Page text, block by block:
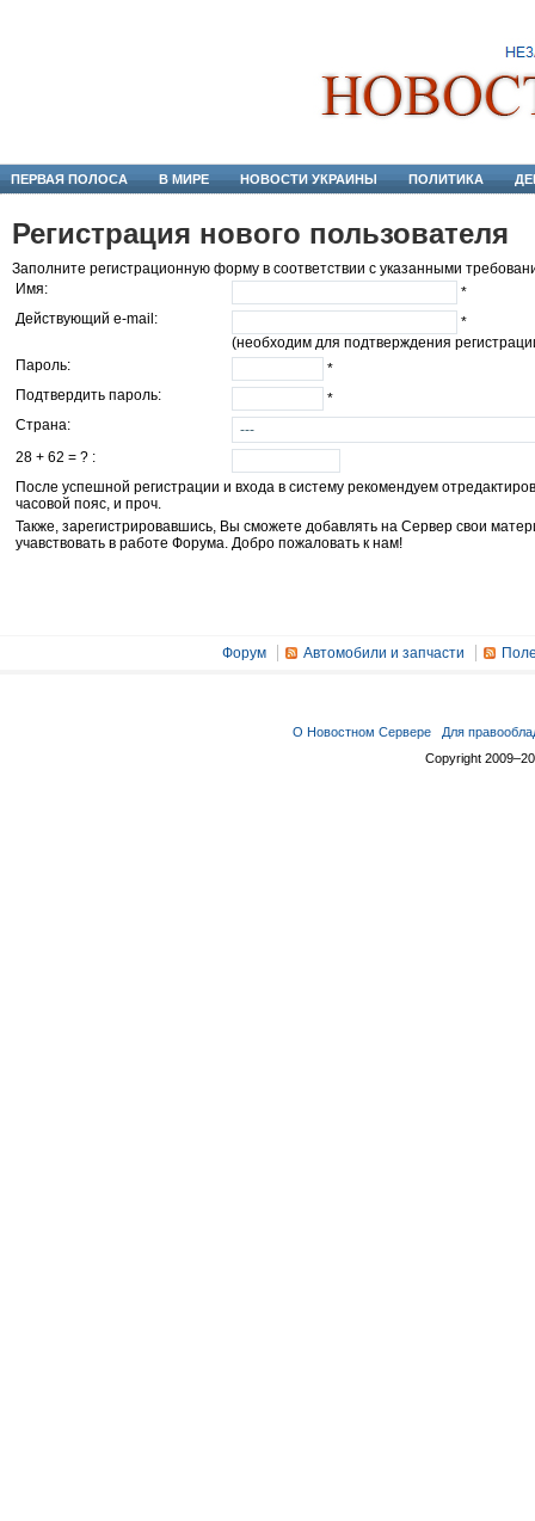
ПЕРВАЯ ПОЛОСА В МИРЕ НОВОСТИ УКРАИНЫ ПОЛИТИКА
Регистрация нового пользователя
Заполните регистрационную форму в соответствии с указанными
Имя:
*
Действующий e-mail:
*
(необходим для подтверждения
Пароль:
*
Подтвердить пароль:
*
Страна:
28 + 62 = ? :
После успешной регистрации и входа в систему рекомендуем
часовой пояс, и проч.
Также, зарегистрировавшись, Вы сможете добавлять на Сервер свои
учавствовать в работе Форума. Добро пожаловать к нам!
Форум Автомобили и запчасти
О Новостном Сервере
Для
Copyright